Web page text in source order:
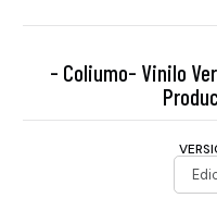
- Coliumo- Vinilo